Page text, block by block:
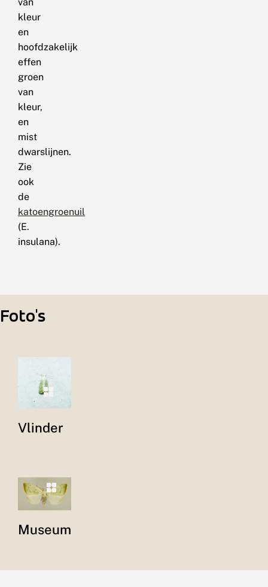
van
kleur
en
hoofdzakelijk
effen
groen
van
kleur,
en
mist
dwarslijnen.
Zie
ook
de
katoengroenuil
(E.
insulana).
Foto's
Vlinder
Museum